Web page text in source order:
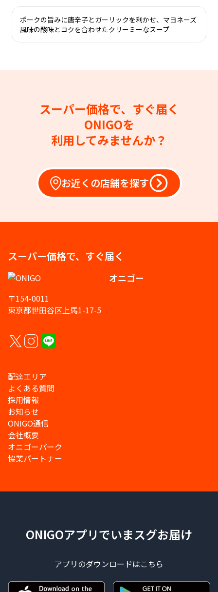
ポークの旨みに唐辛子とガーリックを利かせ、マヨネーズ
風味の酸味とコクを合わせたクリーミーなスープ
スーパー価格で、すぐ届く
ONIGOを
利用してみませんか？
お近くの店舗を探す
スーパー価格で、すぐ届く
オニゴー
〒154-0011
東京都世田谷区上馬1-17-5
配達エリア
よくある質問
採用情報
お知らせ
ONIGO通信
会社概要
オニゴーパーク
協業パートナー
ONIGOアプリでいまスグお届け
アプリのダウンロードはこちら